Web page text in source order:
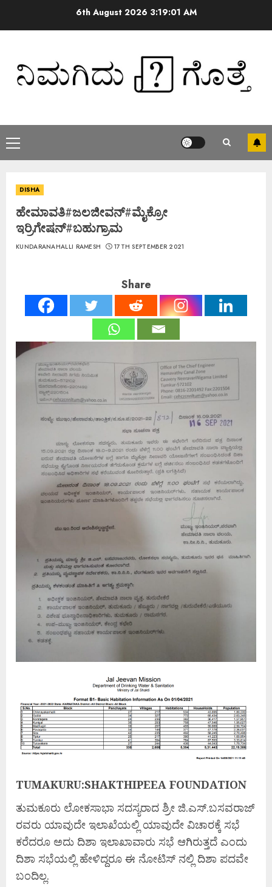
6th August 2026 3:19:02 AM
DISHA
ಹೇಮಾವತಿ#ಜಲಜೀವನ್#ಮೈಕ್ರೋ
ಇರ್ರಿಗೇಷನ್#ಬಹುಗ್ರಾಮ
KUNDARANAHALLI RAMESH 17TH SEPTEMBER 2021
Share
TUMAKURU:SHAKTHIPEEA FOUNDATION
ತುಮಕೂರು ಲೋಕಸಾಭಾ ಸದಸ್ಯರಾದ ಶ್ರೀ ಜಿ.ಎಸ್.ಬಸವರಾಜ್
ರವರು ಯಾವುದೇ ಇಲಾಖೆಯಲ್ಲಿ ಯಾವುದೇ ವಿಚಾರಕ್ಕೆ ಸಭೆ
ಕರೆದರೂ ಅದು ದಿಶಾ ಇಲಾಖಾವಾರು ಸಭೆ ಆಗಿರುತ್ತದೆ ಎಂದು
ದಿಶಾ ಸಭೆಯಲ್ಲಿ ಹೇಳಿದ್ದರೂ ಈ ನೋಟಿಸ್ ನಲ್ಲಿ ದಿಶಾ ಪದವೇ
ಬಂದಿಲ್ಲ.